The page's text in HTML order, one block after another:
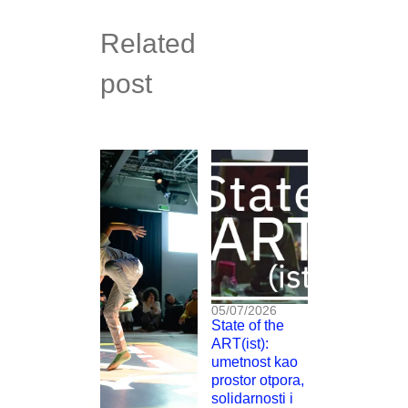
Related
post
05/07/2026
State of the
ART(ist):
umetnost kao
prostor otpora,
solidarnosti i